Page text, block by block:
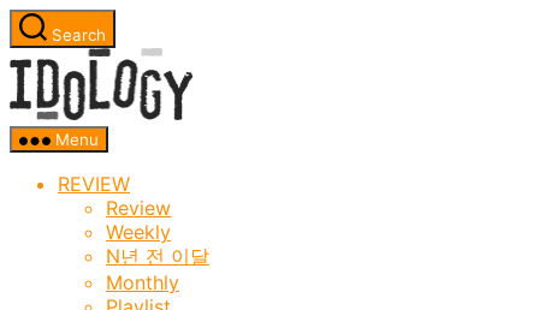
Skip
to
the
content
Search
Menu
REVIEW
Review
Weekly
N년 전 이달
Monthly